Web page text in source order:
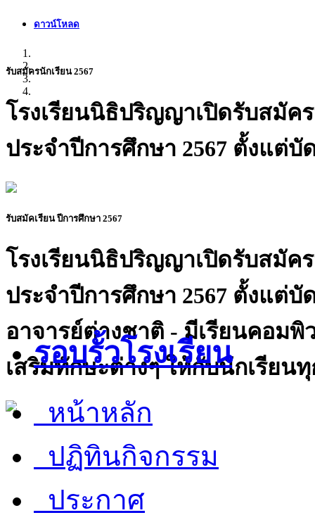
ดาวน์โหลด
รับสมัครนักเรียน 2567
โรงเรียนนิธิปริญญาเปิดรับสมัค
ประจำปีการศึกษา 2567 ตั้งแต่บั
รับสมัคเรียน ปีการศึกษา 2567
โรงเรียนนิธิปริญญาเปิดรับสมัค
ประจำปีการศึกษา 2567 ตั้งแต่
อาจารย์ต่างชาติ - มีเรียนคอมพิ
เสริมทักษะต่างๆ ให้กับนักเรียน
รอบรั้วโรงเรียน
หน้าหลัก
ปฏิทินกิจกรรม
ประกาศ